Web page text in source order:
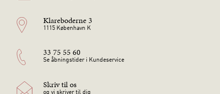
Klareboderne 3
1115 København K
33 75 55 60
Se åbningstider i Kundeservice
Skriv til os
og vi skriver til dig